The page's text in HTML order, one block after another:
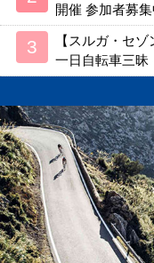
開催 参加者募
【スルガ・セ
一日自転車三昧